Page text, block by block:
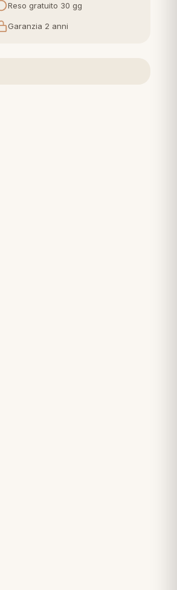
Reso gratuito 30 gg
Garanzia 2 anni